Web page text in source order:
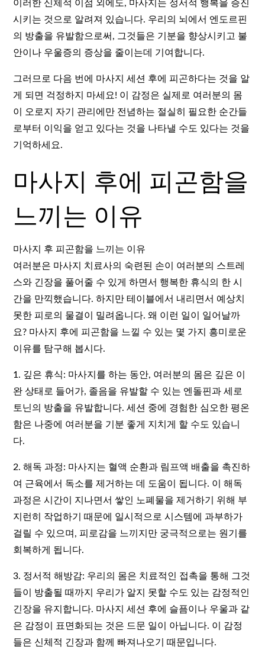
이러한 신체적 이점 외에도, 마사지는 정서적 행복을 증진
시키는 것으로 알려져 있습니다. 우리의 뇌에서 엔도르핀
의 방출을 유발함으로써, 그것들은 기분을 향상시키고 불
안이나 우울증의 증상을 줄이는데 기여합니다.
그러므로 다음 번에 마사지 세션 후에 피곤하다는 것을 알
게 되면 걱정하지 마세요! 이 감정은 실제로 여러분의 몸
이 오로지 자기 관리에만 전념하는 절실히 필요한 순간들
로부터 이익을 얻고 있다는 것을 나타낼 수도 있다는 것을
기억하세요.
마사지 후에 피곤함을
느끼는 이유
마사지 후 피곤함을 느끼는 이유
여러분은 마사지 치료사의 숙련된 손이 여러분의 스트레
스와 긴장을 풀어줄 수 있게 하면서 행복한 휴식의 한 시
간을 만끽했습니다. 하지만 테이블에서 내리면서 예상치
못한 피로의 물결이 밀려옵니다. 왜 이런 일이 일어날까
요? 마사지 후에 피곤함을 느낄 수 있는 몇 가지 흥미로운
이유를 탐구해 봅시다.
1. 깊은 휴식: 마사지를 하는 동안, 여러분의 몸은 깊은 이
완 상태로 들어가, 졸음을 유발할 수 있는 엔돌핀과 세로
토닌의 방출을 유발합니다. 세션 중에 경험한 심오한 평온
함은 나중에 여러분을 기분 좋게 지치게 할 수도 있습니
다.
2. 해독 과정: 마사지는 혈액 순환과 림프액 배출을 촉진하
여 근육에서 독소를 제거하는 데 도움이 됩니다. 이 해독
과정은 시간이 지나면서 쌓인 노폐물을 제거하기 위해 부
지런히 작업하기 때문에 일시적으로 시스템에 과부하가
걸릴 수 있으며, 피로감을 느끼지만 궁극적으로는 원기를
회복하게 됩니다.
3. 정서적 해방감: 우리의 몸은 치료적인 접촉을 통해 그것
들이 방출될 때까지 우리가 알지 못할 수도 있는 감정적인
긴장을 유지합니다. 마사지 세션 후에 슬픔이나 우울과 같
은 감정이 표면화되는 것은 드문 일이 아닙니다. 이 감정
들은 신체적 긴장과 함께 빠져나오기 때문입니다.